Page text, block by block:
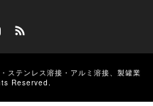
ステンレス溶接・アルミ溶接、製罐業
Reserved.